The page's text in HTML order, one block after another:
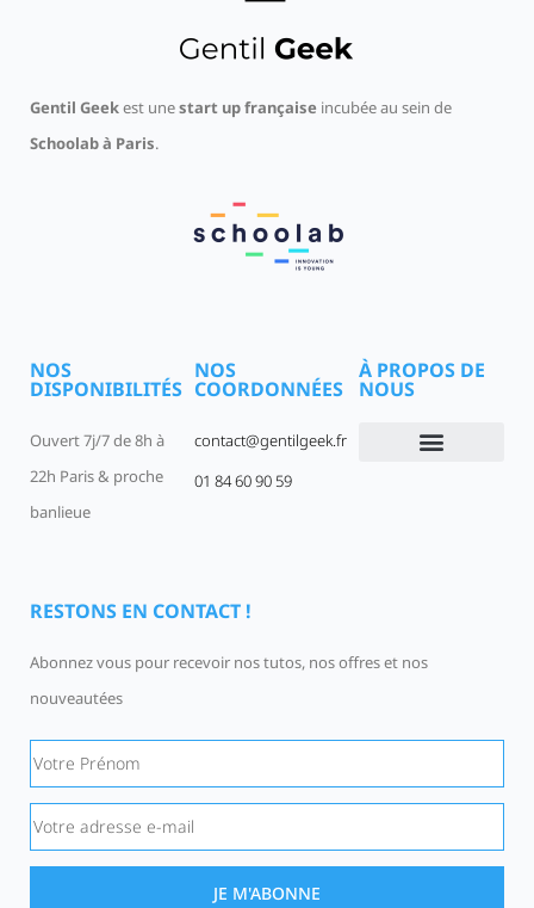
Gentil Geekest unestart up française incubée au sein de
Schoolab à Paris.
NOS
DISPONIBILITÉS
Ouvert 7j/7 de 8h à
22h Paris & proche
banlieue
NOS
COORDONNÉES
contact@gentilgeek.fr
01 84 60 90 59
À PROPOS DE
NOUS
RESTONS EN CONTACT !
Abonnez vous pour recevoir nos tutos, nos offres et nos
nouveautées
JE M'ABONNE